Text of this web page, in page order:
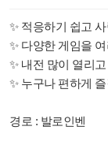
✨ 적응하기 쉽고
✨ 다양한 게임을
✨ 내전 많이 열리
✨ 누구나 편하게
경로 : 발로인벤